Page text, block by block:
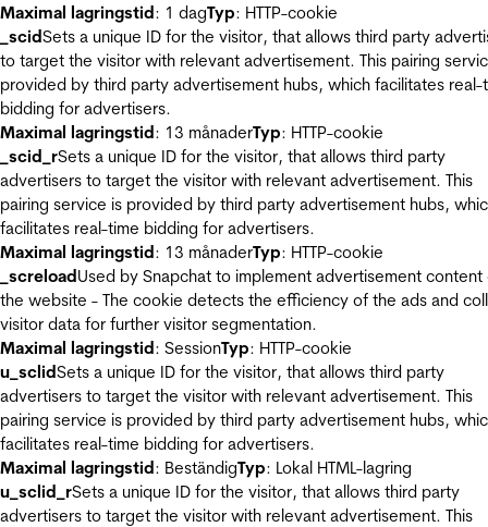
Maximal lagringstid: 1 dagTyp: HTTP-cookie
_scidSets a unique ID for the visitor, that allows third party
to target the visitor with relevant advertisement. This pairing
provided by third party advertisement hubs, which facilitates real-
bidding for advertisers.
Maximal lagringstid: 13 månaderTyp: HTTP-cookie
_scid_rSets a unique ID for the visitor, that allows third party
advertisers to target the visitor with relevant advertisement. This
pairing service is provided by third party advertisement hubs,
facilitates real-time bidding for advertisers.
Maximal lagringstid: 13 månaderTyp: HTTP-cookie
_screloadUsed by Snapchat to implement advertisement content
the website - The cookie detects the efficiency of the ads and
visitor data for further visitor segmentation.
Maximal lagringstid: SessionTyp: HTTP-cookie
u_sclidSets a unique ID for the visitor, that allows third party
advertisers to target the visitor with relevant advertisement. This
pairing service is provided by third party advertisement hubs,
facilitates real-time bidding for advertisers.
Maximal lagringstid: BeständigTyp: Lokal HTML-lagring
u_sclid_rSets a unique ID for the visitor, that allows third party
advertisers to target the visitor with relevant advertisement. This